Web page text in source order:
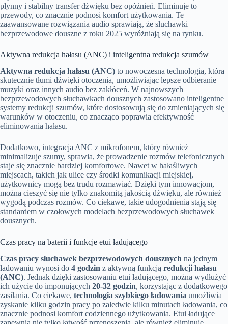
płynny i stabilny transfer dźwięku bez opóźnień. Eliminuje to
przewody, co znacznie podnosi komfort użytkowania. Te
zaawansowane rozwiązania audio sprawiają, że słuchawki
bezprzewodowe douszne z roku 2025 wyróżniają się na rynku.
Aktywna redukcja hałasu (ANC) i inteligentna redukcja szumów
Aktywna redukcja hałasu (ANC) to nowoczesna technologia, która
skutecznie tłumi dźwięki otoczenia, umożliwiając lepsze odbieranie
muzyki oraz innych audio bez zakłóceń. W najnowszych
bezprzewodowych słuchawkach dousznych zastosowano inteligentne
systemy redukcji szumów, które dostosowują się do zmieniających się
warunków w otoczeniu, co znacząco poprawia efektywność
eliminowania hałasu.
Dodatkowo, integracja ANC z mikrofonem, który również
minimalizuje szumy, sprawia, że prowadzenie rozmów telefonicznych
staje się znacznie bardziej komfortowe. Nawet w hałaśliwych
miejscach, takich jak ulice czy środki komunikacji miejskiej,
użytkownicy mogą bez trudu rozmawiać. Dzięki tym innowacjom,
można cieszyć się nie tylko znakomitą jakością dźwięku, ale również
wygodą podczas rozmów. Co ciekawe, takie udogodnienia stają się
standardem w czołowych modelach bezprzewodowych słuchawek
dousznych.
Czas pracy na baterii i funkcje etui ładującego
Czas pracy słuchawek bezprzewodowych dousznych na jednym
ładowaniu wynosi do 4 godzin z aktywną funkcją redukcji hałasu
(ANC). Jednak dzięki zastosowaniu etui ładującego, można wydłużyć
ich użycie do imponujących 20-32 godzin, korzystając z dodatkowego
zasilania. Co ciekawe, technologia szybkiego ładowania umożliwia
zyskanie kilku godzin pracy po zaledwie kilku minutach ładowania, co
znacznie podnosi komfort codziennego użytkowania. Etui ładujące